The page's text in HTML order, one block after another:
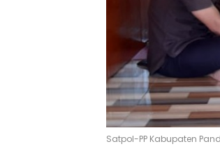
Satpol-PP Kabupaten